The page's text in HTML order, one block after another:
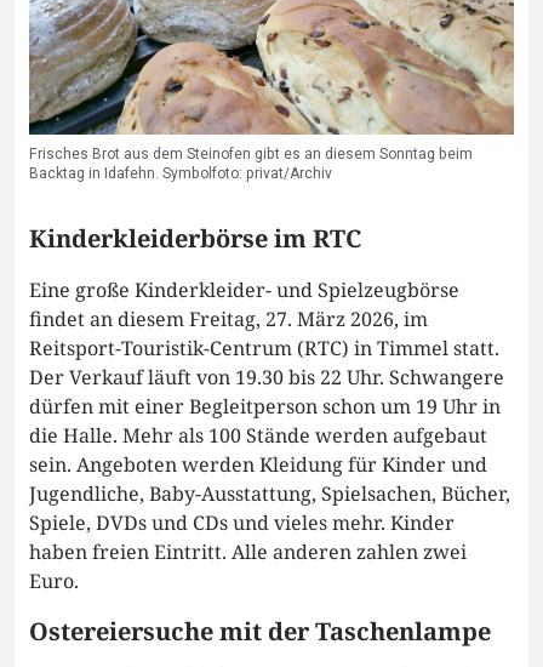
Frisches Brot aus dem Steinofen gibt es an diesem Sonntag beim
Backtag in Idafehn. Symbolfoto: privat/Archiv
Kinderkleiderbörse im RTC
Eine große Kinderkleider- und Spielzeugbörse
findet an diesem Freitag, 27. März 2026, im
Reitsport-Touristik-Centrum (RTC) in Timmel statt.
Der Verkauf läuft von 19.30 bis 22 Uhr. Schwangere
dürfen mit einer Begleitperson schon um 19 Uhr in
die Halle. Mehr als 100 Stände werden aufgebaut
sein. Angeboten werden Kleidung für Kinder und
Jugendliche, Baby-Ausstattung, Spielsachen, Bücher,
Spiele, DVDs und CDs und vieles mehr. Kinder
haben freien Eintritt. Alle anderen zahlen zwei
Euro.
Ostereiersuche mit der Taschenlampe